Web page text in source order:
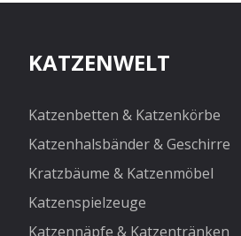
KATZENWELT
Katzenbetten & Katzenkörbe
Katzenhalsbänder & Geschirre
Kratzbäume & Katzenmöbel
Katzenspielzeuge
Katzennäpfe & Katzentränken